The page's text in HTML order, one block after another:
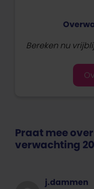
Bereken nu
Praat mee
verwachting
j.dammen